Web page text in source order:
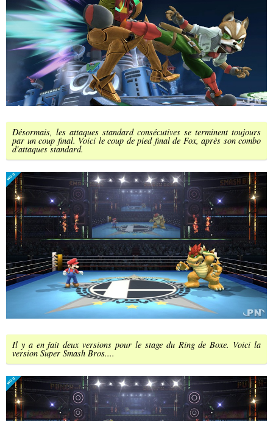
Désormais, les attaques standard consécutives se terminent toujours
par un coup final. Voici le coup de pied final de Fox, après son combo
d'attaques standard.
Il y a en fait deux versions pour le stage du Ring de Boxe. Voici la
version Super Smash Bros....